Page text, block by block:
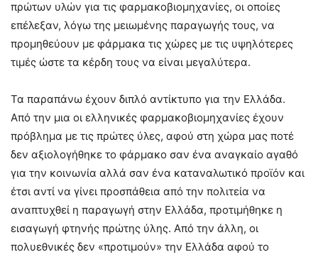
πρώτων υλών για τις φαρμακοβιομηχανίες, οι οποίες
επέλεξαν, λόγω της μειωμένης παραγωγής τους, να
προμηθεύουν με φάρμακα τις χώρες με τις υψηλότερες
τιμές ώστε τα κέρδη τους να είναι μεγαλύτερα.
Τα παραπάνω έχουν διπλό αντίκτυπο για την Ελλάδα.
Από την μια οι ελληνικές φαρμακοβιομηχανίες έχουν
πρόβλημα με τις πρώτες ύλες, αφού στη χώρα μας ποτέ
δεν αξιολογήθηκε το φάρμακο σαν ένα αναγκαίο αγαθό
για την κοινωνία αλλά σαν ένα καταναλωτικό προϊόν και
έτσι αντί να γίνει προσπάθεια από την πολιτεία να
αναπτυχθεί η παραγωγή στην Ελλάδα, προτιμήθηκε η
εισαγωγή φτηνής πρώτης ύλης. Από την άλλη, οι
πολυεθνικές δεν «προτιμούν» την Ελλάδα αφού το